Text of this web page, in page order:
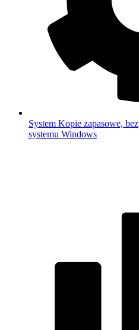
System Kopie zapasowe,
systemu Windows